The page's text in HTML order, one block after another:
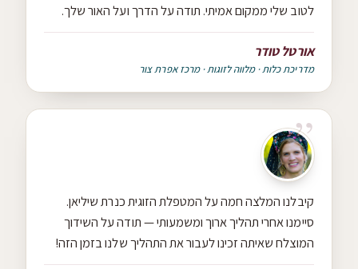
לטוב שלי ממקום אמיתי. תודה על הדרך ועל האור שלך.
אורטל טודר
מדריכת כלות · מלווה לזוגות · מרכז אפרת צור
קיבלנו המלצה חמה על המטפלת הזוגית כנרת שיליאן.
סיימנו אחרי תהליך ארוך ומשמעותי — תודה על השידוך
המוצלח שאיתה זכינו לעבור את התהליך שלנו בזמן הזה!